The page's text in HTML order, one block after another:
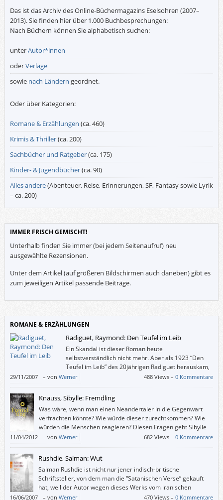
Das ist das Archiv des Online-Büchermagazins Eselsohren (2007–
2013). Sie finden hier über 1.000 Buchbesprechungen:
Nach Büchern können Sie alphabetisch suchen:
unterAutor*innen
oderVerlage
sowie nach Ländern geordnet.
Oder über Kategorien:
Romane & Erzählungen (ca. 460)
Krimis & Thriller(ca. 200)
Sachbücher und Ratgeber(ca. 175)
Kinder- & Jugendbücher(ca. 90)
Alles andere(Abenteuer, Reise, Erinnerungen, SF, Fantasy sowie Lyrik
– ca. 200)
IMMER FRISCH GEMISCHT!
Unterhalb finden Sie immer (bei jedem Seitenaufruf) neu
ausgewählte Rezensionen.
Unter dem Artikel (auf größeren Bildschirmen auch daneben) gibt es
zum jeweiligen Artikel passende Beiträge.
ROMANE & ERZÄHLUNGEN
Radiguet, Raymond: Den Teufel im Leib
Ein Skandal ist dieser Roman heute
selbstverständlich nicht mehr. Aber als 1923 “Den
Teufel im Leib” des 20jährigen Radiguet herauskam,
sah man darin eine Verhöhnung der Familie und der
Kriegsveteranen. Und heutzutage wirkt diese Liebesgeschichte
überhaupt nicht antiquiert.
29/11/2007 – von Werner 488 Views –0 Kommentare
Knauss, Sibylle: Fremdling
Was wäre, wenn man einen Neandertaler in die Gegenwart
verfrachten könnte? Wie würde dieser zurechtkommen? Wie
würden die Menschen reagieren? Diesen Fragen geht Sibylle
Knauss in ihrem Roman „Fremdling“ nach.
11/04/2012 – von Werner 682 Views –0 Kommentare
Rushdie, Salman: Wut
Salman Rushdie ist nicht nur jener indisch-britische
Schriftsteller, von dem man die “Satanischen Verse” gekauft
hat, weil der Autor wegen dieses Werks vom iranischen
Staatschef zum Tode verurteilt worden war, er schreibt auch
16/06/2007 – von Werner 470 Views –0 Kommentare